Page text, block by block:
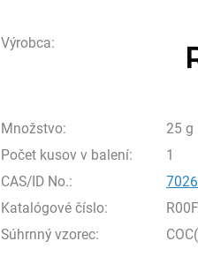
Výrobca:
Množstvo:
25 g
Počet kusov v balení:
1
CAS/ID No.:
Katalógové číslo:
Súhrnný vzorec: